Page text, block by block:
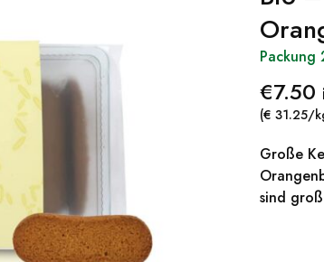
Packung
€7.50
(€ 31.25/
Große
sind